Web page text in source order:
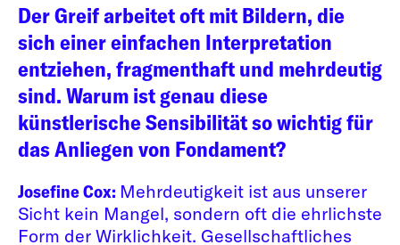
Der Greif arbeitet oft mit Bildern, die
sich einer einfachen Interpretation
entziehen, fragmenthaft und mehrdeutig
sind. Warum ist genau diese
künstlerische Sensibilität so wichtig für
das Anliegen von Fondament?
Josefine Cox: Mehrdeutigkeit ist aus unserer
Sicht kein Mangel, sondern oft die ehrlichste
Form der Wirklichkeit. Gesellschaftliches